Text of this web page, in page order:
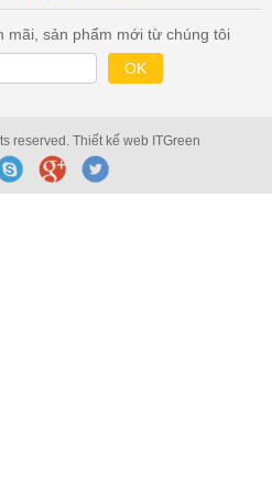
mãi, sản phẩm mới từ chúng tôi
reserved. Thiết kế web ITGreen